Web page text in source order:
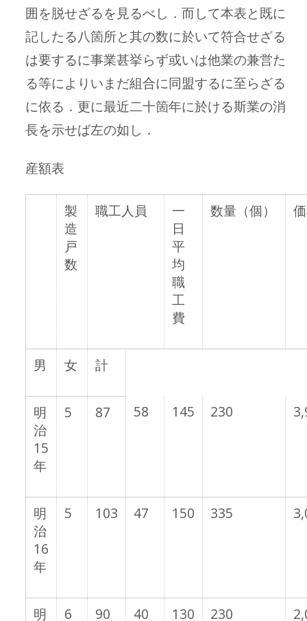
囲を脱せざるを見るべし．而して本表と既に
記したる八箇所と其の数に於いて符合せざる
は要するに事業甚挙らず或いは他業の兼営た
る等によりいまだ組合に同盟するに至らざる
に依る．更に最近二十箇年に於ける斯業の消
長を示せば左の如し．
産額表
製
造
戸
数
職工人員
一
日
平
均
職
工
費
数量（個）
男 女 計
明
治
15
年
5 87 58 145 230
明
治
16
年
5 103 47 150 335
明
6 90 40 130 230